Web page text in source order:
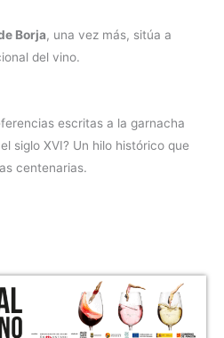
Borja, una vez más, sitúa a
del vino.
escritas a la garnacha
siglo XVI? Un hilo histórico que
centenarias.